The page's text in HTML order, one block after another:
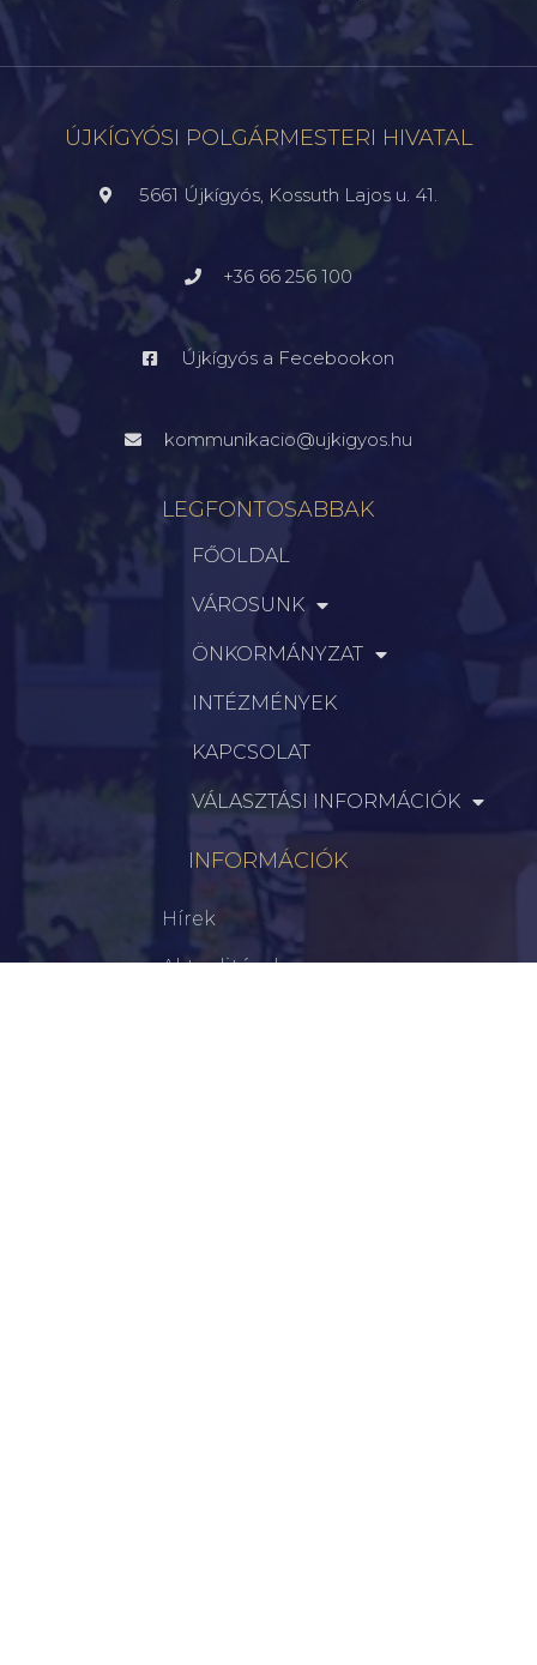
ÚJKÍGYÓSI POLGÁRMESTERI HIVATAL
5661 Újkígyós, Kossuth Lajos u. 41.
+36 66 256 100
Újkígyós a Fecebookon
kommunikacio@ujkigyos.hu
LEGFONTOSABBAK
FŐOLDAL
VÁROSUNK
ÖNKORMÁNYZAT
INTÉZMÉNYEK
KAPCSOLAT
VÁLASZTÁSI INFORMÁCIÓK
INFORMÁCIÓK
Hírek
Aktualitások